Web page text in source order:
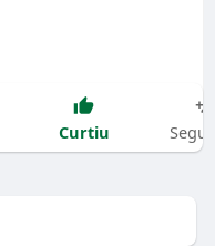
Curtiu